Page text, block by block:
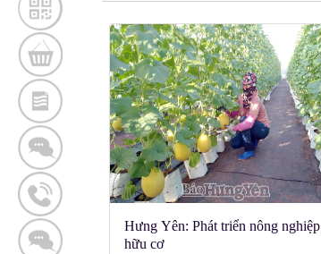
Hưng Yên: Phát triển nông nghiệp
hữu cơ